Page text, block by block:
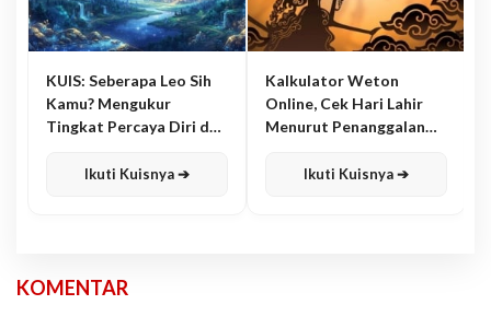
KUIS: Seberapa Leo Sih
Kamu? Mengukur
Tingkat Percaya Diri dan
Ikuti Kuisnya ➔
Kalkulator Weton
Online, Cek Hari Lahir
Menurut Penanggalan
Ikuti Kuisnya ➔
KOMENTAR